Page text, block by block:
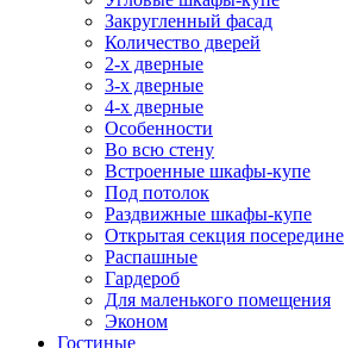
Закругленный фасад
Количество дверей
2-х дверные
3-х дверные
4-х дверные
Особенности
Во всю стену
Встроенные шкафы-купе
Под потолок
Раздвижные шкафы-купе
Открытая секция посередине
Распашные
Гардероб
Для маленького помещения
Эконом
Гостиные